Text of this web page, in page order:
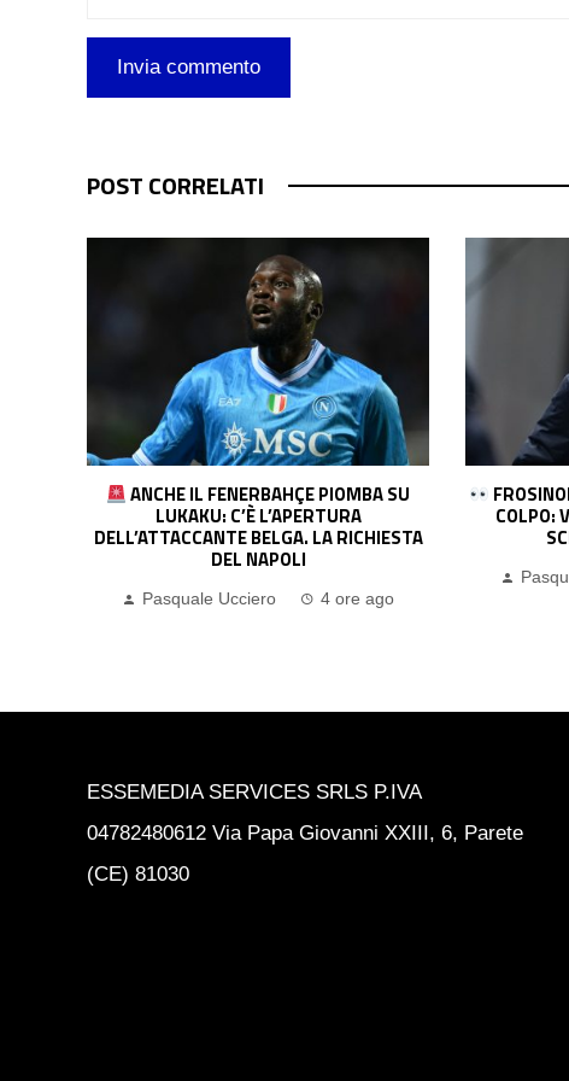
POST CORRELATI
FROSINONE AD UN PASSO DAL DOPPIO
COLPO: VICINISSIMI GLI AUSTRIACI
SCHMID E GRILLITSCH
IL
PARMA:
ESSEMEDIA SERVICES SRLS P.IVA
04782480612 Via Papa Giovanni XXIII, 6, Parete
(CE) 81030